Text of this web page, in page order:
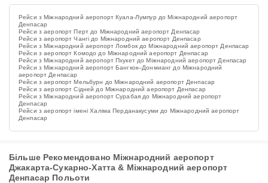
Рейси з Міжнародний аеропорт Куала-Лумпур до Міжнародний аеропорт
Денпасар
Рейси з аеропорт Перт до Міжнародний аеропорт Денпасар
Рейси з аеропорт Чангі до Міжнародний аеропорт Денпасар
Рейси з Міжнародний аеропорт Ломбок до Міжнародний аеропорт Денпасар
Рейси з аеропорт Комодо до Міжнародний аеропорт Денпасар
Рейси з Міжнародний аеропорт Пхукет до Міжнародний аеропорт Денпасар
Рейси з Міжнародний аеропорт Бангкок–Донмианг до Міжнародний
аеропорт Денпасар
Рейси з аеропорт Мельбурн до Міжнародний аеропорт Денпасар
Рейси з аеропорт Сідней до Міжнародний аеропорт Денпасар
Рейси з Міжнародний аеропорт Сурабая до Міжнародний аеропорт
Денпасар
Рейси з аеропорт імені Халіма Перданакусуми до Міжнародний аеропорт
Денпасар
Більше Рекомендовано Міжнародний аеропорт
Джакарта-Сукарно-Хатта & Міжнародний аеропорт
Денпасар Польоти